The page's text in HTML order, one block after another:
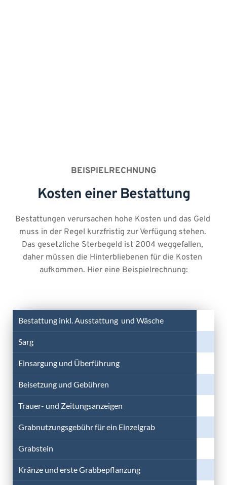
BEISPIELRECHNUNG
Kosten einer Bestattung
Bestattungen verursachen hohe Kosten und das Geld
muss in der Regel kurzfristig zur Verfügung stehen.
Das gesetzliche Sterbegeld ist 2004 weggefallen,
daher müssen die Hinterbliebenen für die Kosten
aufkommen. Hier eine Beispielrechnung:
Bestattung inkl. Ausstattung und Wäsche
Sarg
Einsargung und Überführung
Beisetzung und Gebühren
Trauer- und Zeitungsanzeigen
Grabnutzungsgebühr für ein Einzelgrab
Grabstein
Kränze und erste Grabbepflanzung